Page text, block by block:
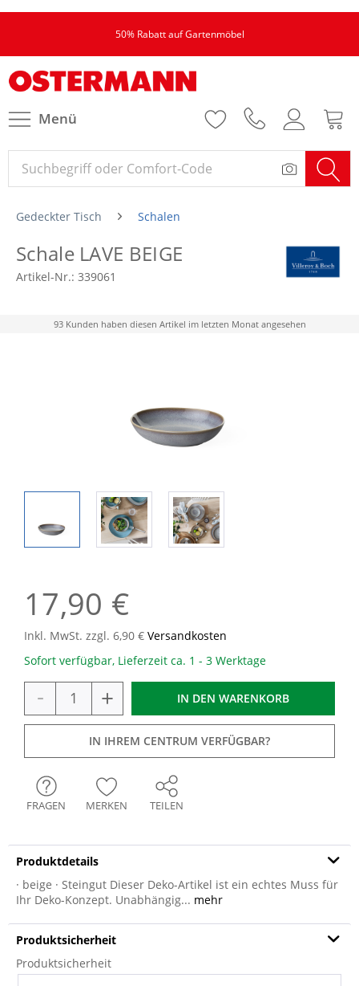
50% Rabatt auf Gartenmöbel
Menü
Gedeckter Tisch Schalen
Schale LAVE BEIGE
Artikel-Nr.: 339061
93 Kunden haben diesen Artikel im letzten Monat angesehen
17,90 €
Inkl. MwSt. zzgl. 6,90 € Versandkosten
Sofort verfügbar, Lieferzeit ca. 1 - 3 Werktage
- + IN DEN WARENKORB
IN IHREM CENTRUM VERFÜGBAR?
FRAGEN MERKEN TEILEN
Produktdetails
· beige · Steingut Dieser Deko-Artikel ist ein echtes Muss für
Ihr Deko-Konzept. Unabhängig... mehr
Produktsicherheit
Produktsicherheit